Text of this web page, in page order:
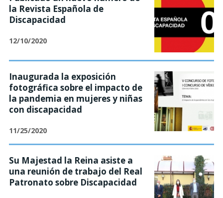
la Revista Española de
Discapacidad
12/10/2020
Inaugurada la exposición
fotográfica sobre el impacto de
la pandemia en mujeres y niñas
con discapacidad
11/25/2020
Su Majestad la Reina asiste a
una reunión de trabajo del Real
Patronato sobre Discapacidad